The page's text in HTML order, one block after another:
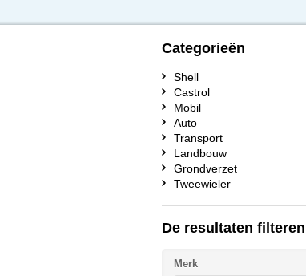
Categorieën
Shell
Castrol
Mobil
Auto
Transport
Landbouw
Grondverzet
Tweewieler
De resultaten filteren
Merk